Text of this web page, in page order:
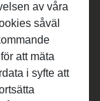
av våra
såväl
att mäta
i syfte att